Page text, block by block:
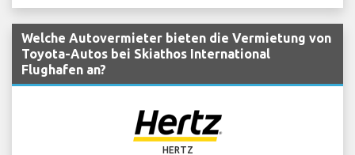
Welche Autovermieter bieten die Vermietung von
Toyota-Autos bei Skiathos International
Flughafen an?
HERTZ